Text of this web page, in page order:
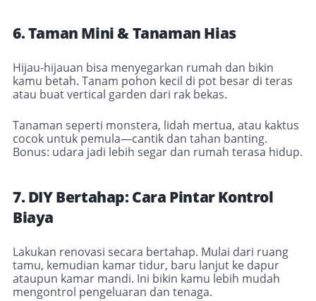
6. Taman Mini & Tanaman Hias
Hijau-hijauan bisa menyegarkan rumah dan bikin
kamu betah. Tanam pohon kecil di pot besar di teras
atau buat vertical garden dari rak bekas.
Tanaman seperti monstera, lidah mertua, atau kaktus
cocok untuk pemula—cantik dan tahan banting.
Bonus: udara jadi lebih segar dan rumah terasa hidup.
7. DIY Bertahap: Cara Pintar Kontrol
Biaya
Lakukan renovasi secara bertahap. Mulai dari ruang
tamu, kemudian kamar tidur, baru lanjut ke dapur
ataupun kamar mandi. Ini bikin kamu lebih mudah
mengontrol pengeluaran dan tenaga.